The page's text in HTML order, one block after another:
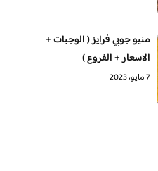
منيو جوبي فرايز ( الوجبات +
الاسعار + الفروع )
7 مايو، 2023